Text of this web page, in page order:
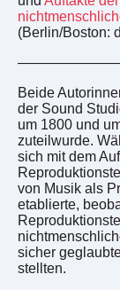
(Berlin/Boston:
Beide
der Sound
um 1800 und
zuteilwurde.
sich mit dem
von Musik als
etablierte,
sicher
stellten.